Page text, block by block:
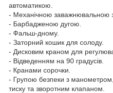
автоматикою.
- Механічною заважнювальною
- Барбадженою дугою.
- Фальш-дному.
- Заторний кошик для солоду.
- Дисковим краном для
- Відведенням на 90 градусів.
- Кранами сорочки.
- Групою безпеки з
тиску та зворотним клапаном.